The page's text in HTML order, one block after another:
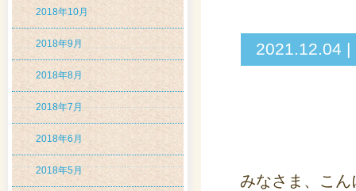
2018年10月
2018年9月
2018年8月
2018年7月
2018年6月
2018年5月
2021.12.04
みなさま、こん